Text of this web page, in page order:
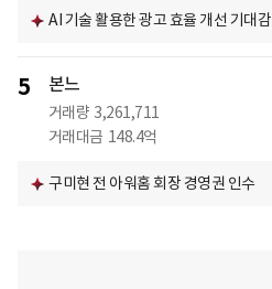
AI 기술 활용한 광고 효율 개선 기대감
5 본느
거래량 3,261,711
거래대금 148.4억
구미현 전 아워홈 회장 경영권 인수